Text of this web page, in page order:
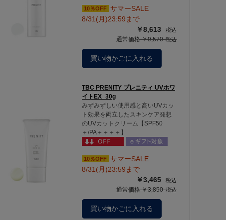
10％OFF サマーSALE
8/31(月)23:59まで
￥8,613
通常価格 ￥9,570
買い物かごに入れる
TBC PRENITY プレニティ UVホワ
イトEX_30g
みずみずしい使用感と高いUVカッ
ト効果を両立したスキンケア発想
のUVカットクリーム【SPF50
＋/PA＋＋＋＋】
10％OFF サマーSALE
8/31(月)23:59まで
￥3,465
通常価格 ￥3,850
買い物かごに入れる